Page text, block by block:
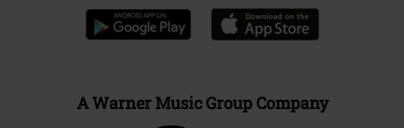
A Warner Music Group Company